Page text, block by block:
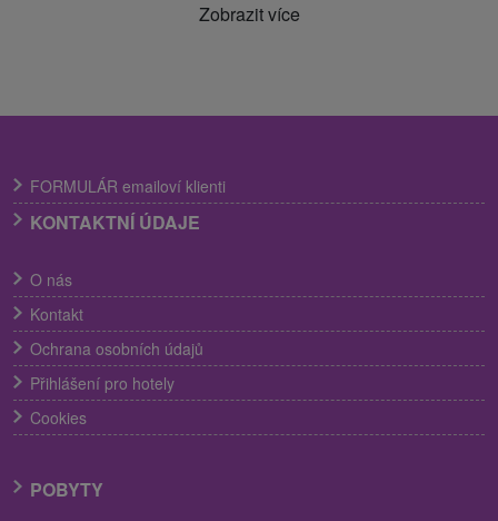
Zobrazit více
FORMULÁR emailoví klienti
KONTAKTNÍ ÚDAJE
O nás
Kontakt
Ochrana osobních údajů
Přihlášení pro hotely
Cookies
POBYTY